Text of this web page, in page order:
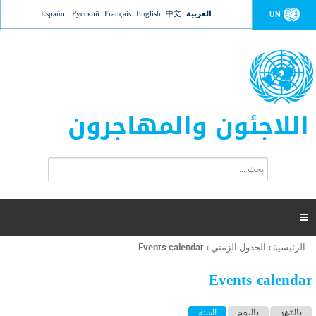
Jump to navigation UN العربية 中文
English
Français
Русский
Español
اللاجئون والمهاجرون
ت
ر
ل
ح
ب

أنت
هنا
الرئيسية › الجدول الزمني ›
Events calendar
Events calendar